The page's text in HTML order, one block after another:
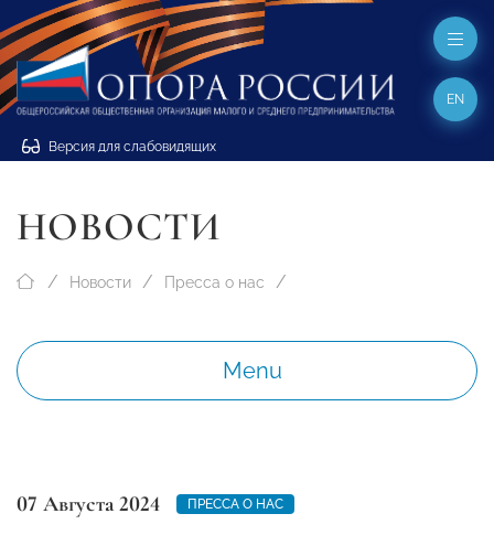
Версия для слабовидящих
EN
НОВОСТИ
Новости Пресса о нас
Menu
07 Августа 2024 ПРЕССА О НАС